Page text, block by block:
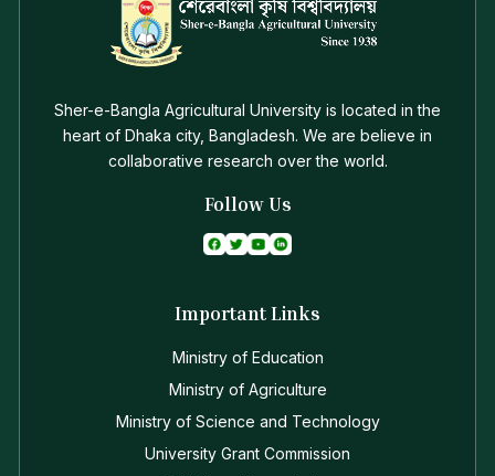
Sher-e-Bangla Agricultural University is located in the
heart of Dhaka city, Bangladesh. We are believe in
collaborative research over the world.
Follow Us
Important Links
Ministry of Education
Ministry of Agriculture
Ministry of Science and Technology
University Grant Commission